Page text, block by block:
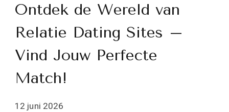
Ontdek de Wereld van
Relatie Dating Sites –
Vind Jouw Perfecte
Match!
12 juni 2026